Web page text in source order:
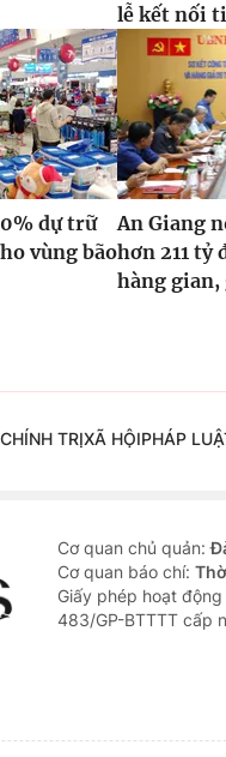
lễ kết nối
dự trữ
vùng bão
An Giang
hơn 211 tỷ
hàng gian,
CHÍNH TRỊXÃ HỘIPHÁP
Cơ quan chủ quản:
Cơ quan báo chí:
Giấy phép hoạt
483/GP-BTTTT cấp